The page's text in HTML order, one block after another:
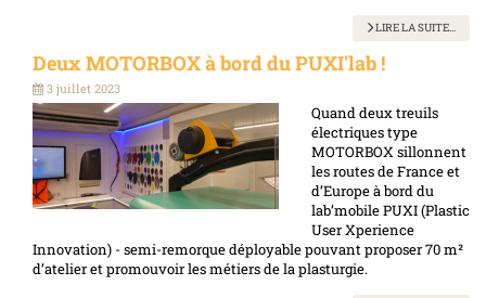
LIRE LA SUITE...
Deux MOTORBOX à bord du PUXI'lab !
3 juillet 2023
Quand deux treuils
électriques type
MOTORBOX sillonnent
les routes de France et
d’Europe à bord du
lab’mobile PUXI (Plastic
User Xperience
Innovation) - semi-remorque déployable pouvant proposer 70 m²
d’atelier et promouvoir les métiers de la plasturgie.